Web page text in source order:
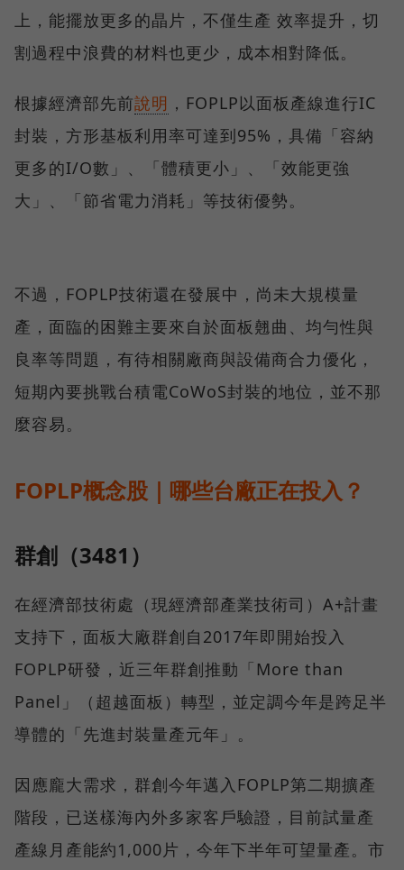
上，能擺放更多的晶片，不僅生產 效率提升，切
割過程中浪費的材料也更少，成本相對降低。
根據經濟部先前說明 ，FOPLP以面板產線進行IC
封裝，方形基板利用率可達到95%，具備「容納
更多的I/O數」、「體積更小」、「效能更強
大」、「節省電力消耗」等技術優勢。
不過，FOPLP技術還在發展中，尚未大規模量
產，面臨的困難主要來自於面板翹曲、均勻性與
良率等問題，有待相關廠商與設備商合力優化，
短期內要挑戰台積電CoWoS封裝的地位，並不那
麼容易。
FOPLP概念股｜哪些台廠正在投入？
群創（3481）
在經濟部技術處（現經濟部產業技術司）A+計畫
支持下，面板大廠群創自2017年即開始投入
FOPLP研發，近三年群創推動「More than
Panel」（超越面板）轉型，並定調今年是跨足半
導體的「先進封裝量產元年」。
因應龐大需求，群創今年邁入FOPLP第二期擴產
階段，已送樣海內外多家客戶驗證，目前試量產
產線月產能約1,000片，今年下半年可望量產。市